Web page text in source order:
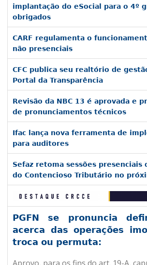
implantação do eSocial para o 4º
obrigados
CARF regulamenta o
não presenciais
CFC publica seu realtório de
Portal da Transparência
Revisão da NBC 13 é aprovada e
de pronunciamentos técnicos
Ifac lança nova ferramenta de
para auditores
Sefaz retoma sessões presenciais
do Contencioso Tributário no
PGFN se pronuncia
acerca das operações
troca ou permuta: